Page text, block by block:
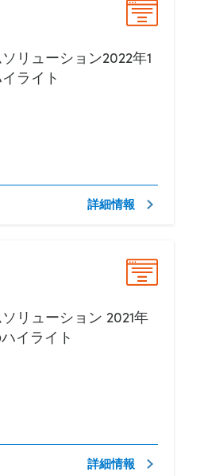
リューション2022年1
ライト
詳細情報
リューション 2021年
イライト
詳細情報